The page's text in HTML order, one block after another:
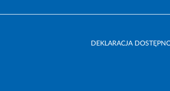
DEKLARACJA